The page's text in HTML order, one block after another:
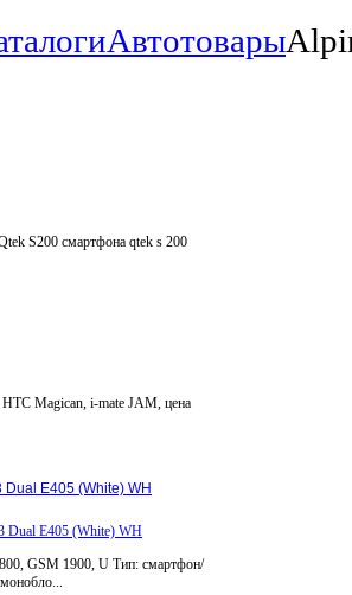
Автотовары
S200 смартфона qtek s 200
Magican, i-mate JAM, цена
E405 (White) WH
GSM 1900, U Тип: смартфон/